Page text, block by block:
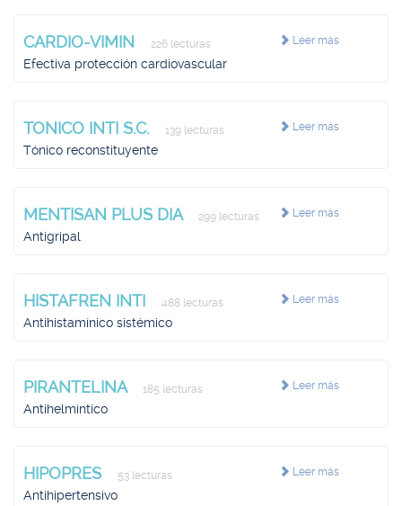
Leer más
CARDIO-VIMIN 226 lecturas
Efectiva protección cardiovascular
Leer más
TONICO INTI S.C. 139 lecturas
Tónico reconstituyente
Leer más
MENTISAN PLUS DIA 299 lecturas
Antigripal
Leer más
HISTAFREN INTI 488 lecturas
Antihistamínico sistémico
Leer más
PIRANTELINA 185 lecturas
Antihelmíntico
Leer más
HIPOPRES 53 lecturas
Antihipertensivo